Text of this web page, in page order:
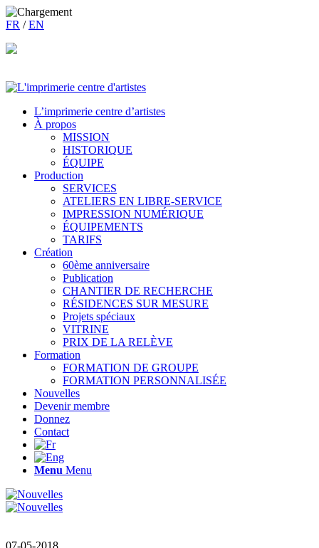
FR /EN
L’imprimerie centre d’artistes
À propos
MISSION
HISTORIQUE
ÉQUIPE
Production
SERVICES
ATELIERS EN LIBRE-SERVICE
IMPRESSION NUMÉRIQUE
ÉQUIPEMENTS
TARIFS
Création
60ème anniversaire
Publication
CHANTIER DE RECHERCHE
RÉSIDENCES SUR MESURE
Projets spéciaux
VITRINE
PRIX DE LA RELÈVE
Formation
FORMATION DE GROUPE
FORMATION PERSONNALISÉE
Nouvelles
Devenir membre
Donnez
Contact
Menu Menu
07-05-2018